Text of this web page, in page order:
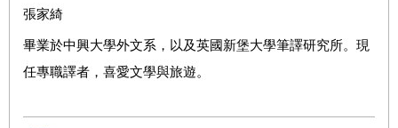
張家綺
畢業於中興大學外文系，以及英國新堡大學筆譯研究所。現
任專職譯者，喜愛文學與旅遊。